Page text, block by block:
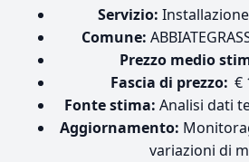
Servizio:
Comune:
Prezzo medio
Fascia di prezzo: €
Fonte stima: Analisi dati
Aggiornamento:
variazioni di